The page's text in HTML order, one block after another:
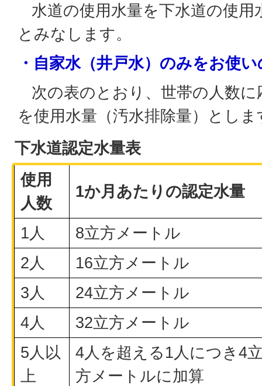
水道の使用水量を下水道の使用
とみなします。
・自家水（井戸水）のみをお使
次の表のとおり、世帯の人数に
を使用水量（汚水排除量）としま
下水道認定水量表
使用
人数
1か月あたりの認定水量
1人
8立方メートル
2人
16立方メートル
3人
24立方メートル
4人
32立方メートル
5人以
上
4人を超える1人につき4
方メートルに加算